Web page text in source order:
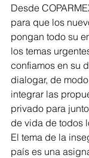
Desde
para que los
pongan todo su
los temas
confiamos en su
dialogar, de
integrar las
privado para
de vida de todos
El tema de la
país es una